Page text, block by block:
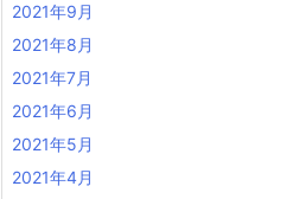
2021年9月
2021年8月
2021年7月
2021年6月
2021年5月
2021年4月